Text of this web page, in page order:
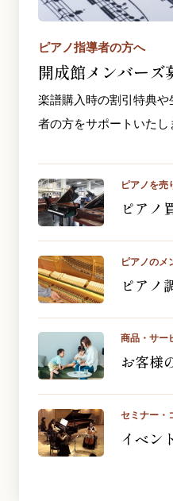
ピアノ指導者の方へ
開成館メンバーズ
楽譜購入時の割引特典
者の方をサポートいたし
ピアノを売
ピアノ
ピアノのメ
ピアノ
商品・サー
お客様
セミナー・
イベン